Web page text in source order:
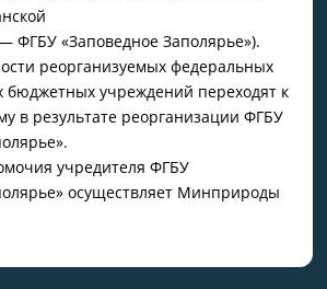
ФГБУ «Заповедное Заполярье»).
реорганизуемых федеральных
бюджетных учреждений переходят к
в результате реорганизации ФГБУ
учредителя ФГБУ
осуществляет Минприроды